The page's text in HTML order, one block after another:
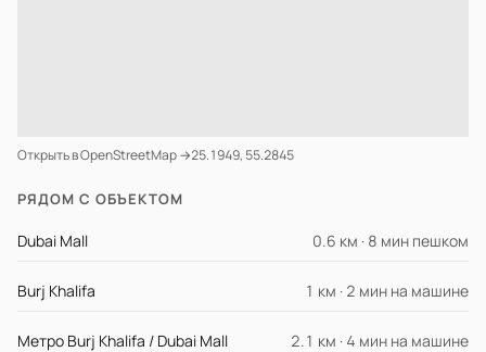
Открыть в OpenStreetMap →25.1949, 55.2845
РЯДОМ С ОБЪЕКТОМ
Dubai Mall 0.6 км · 8 мин пешком
Burj Khalifa 1 км · 2 мин на машине
Метро Burj Khalifa / Dubai Mall 2.1 км · 4 мин на машине